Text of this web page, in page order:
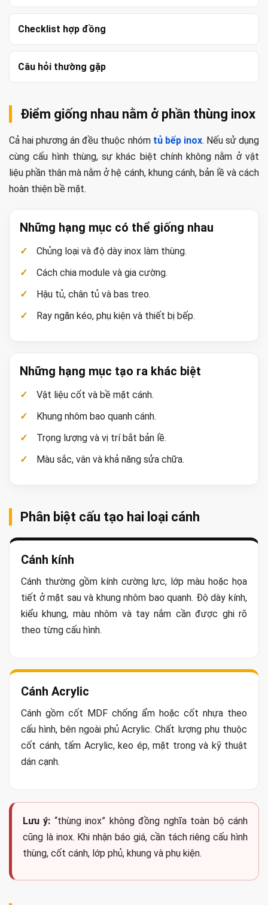
Checklist hợp đồng
Câu hỏi thường gặp
Điểm giống nhau nằm ở phần thùng inox
Cả hai phương án đều thuộc nhóm tủ bếp inox. Nếu sử dụng
cùng cấu hình thùng, sự khác biệt chính không nằm ở vật
liệu phần thân mà nằm ở hệ cánh, khung cánh, bản lề và cách
hoàn thiện bề mặt.
Những hạng mục có thể giống nhau
Chủng loại và độ dày inox làm thùng.
Cách chia module và gia cường.
Hậu tủ, chân tủ và bas treo.
Ray ngăn kéo, phụ kiện và thiết bị bếp.
Những hạng mục tạo ra khác biệt
Vật liệu cốt và bề mặt cánh.
Khung nhôm bao quanh cánh.
Trọng lượng và vị trí bắt bản lề.
Màu sắc, vân và khả năng sửa chữa.
Phân biệt cấu tạo hai loại cánh
Cánh kính
Cánh thường gồm kính cường lực, lớp màu hoặc họa
tiết ở mặt sau và khung nhôm bao quanh. Độ dày kính,
kiểu khung, màu nhôm và tay nắm cần được ghi rõ
theo từng cấu hình.
Cánh Acrylic
Cánh gồm cốt MDF chống ẩm hoặc cốt nhựa theo
cấu hình, bên ngoài phủ Acrylic. Chất lượng phụ thuộc
cốt cánh, tấm Acrylic, keo ép, mặt trong và kỹ thuật
dán cạnh.
Lưu ý: “thùng inox” không đồng nghĩa toàn bộ cánh
cũng là inox. Khi nhận báo giá, cần tách riêng cấu hình
thùng, cốt cánh, lớp phủ, khung và phụ kiện.